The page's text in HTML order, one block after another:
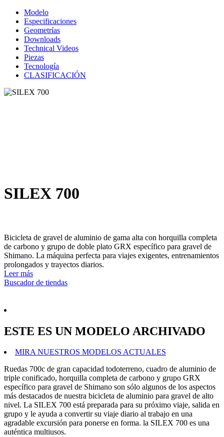
Modelo
Especificaciones
Geometrías
Downloads
Technical Videos
Piezas
Tecnología
CLASIFICACIÓN
SILEX 700
Bicicleta de gravel de aluminio de gama alta con horquilla completa
de carbono y grupo de doble plato GRX específico para gravel de
Shimano. La máquina perfecta para viajes exigentes, entrenamientos
prolongados y trayectos diarios.
Leer más
Buscador de tiendas
ESTE ES UN MODELO ARCHIVADO
MIRA NUESTROS MODELOS ACTUALES
Ruedas 700c de gran capacidad todoterreno, cuadro de aluminio de
triple conificado, horquilla completa de carbono y grupo GRX
específico para gravel de Shimano son sólo algunos de los aspectos
más destacados de nuestra bicicleta de aluminio para gravel de alto
nivel. La SILEX 700 está preparada para su próximo viaje, salida en
grupo y le ayuda a convertir su viaje diario al trabajo en una
agradable excursión para ponerse en forma. la SILEX 700 es una
auténtica multiusos.